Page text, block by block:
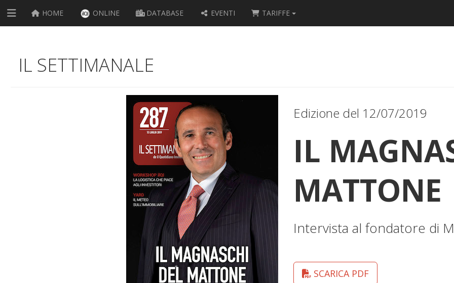
HOME ONLINE DATABASE EVENTI TARIFFE
IL SETTIMANALE
Edizione del 12/07/2019
IL
MATTONE
Intervista al fondatore di
SCARICA PDF